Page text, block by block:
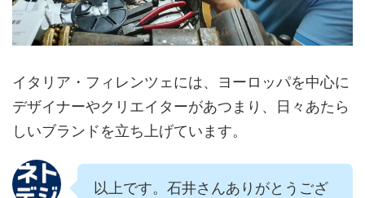
イタリア・フィレンツェには、ヨーロッパを中心に
デザイナーやクリエイターがあつまり、日々あたら
しいブランドを立ち上げています。
以上です。石井さんありがとうござ